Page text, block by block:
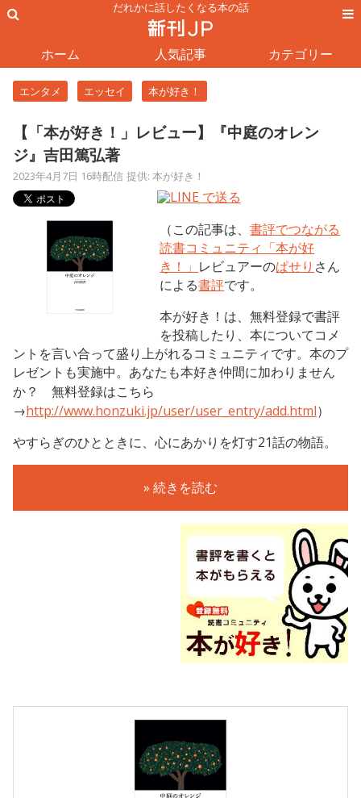
だれかに話したくなる本の話
ホーム 人気記事 カテゴリー
エンタメ エッセイ 本が好き！
【「本が好き！」レビュー】『中庭のオレン
ジ』吉田篤弘著
2023年4月7日 16時配信 提供: 本が好き！
（この記事は、書評でつながる
読書コミュニティ「本が好
き！」 レビュアーのぱせり さん
による書評です。
本が好き！は、無料登録で書評
を投稿したり、本についてコメ
ントを言い合って盛り上がれるコミュニティです。本のプ
レゼントも実施中。あなたも本好き仲間に加わりません
か？ 無料登録はこちら
→http://www.honzuki.jp/user/user_entry/add.html）
やすらぎのひとときに、心にあかりを灯す21話の物語。
» 続きを読む